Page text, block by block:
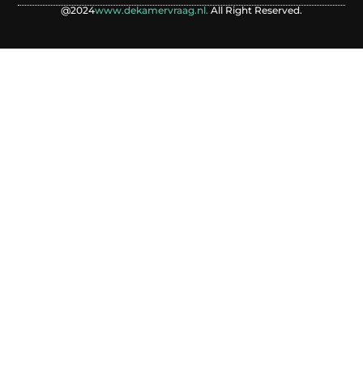
@2024www.dekamervraag.nl. All Right Reserved.